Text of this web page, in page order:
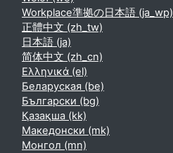
Workplace準拠の日本語 ‎(ja_wp)‎
正體中文 ‎(zh_tw)‎
日本語 ‎(ja)‎
简体中文 ‎(zh_cn)‎
Ελληνικά ‎(el)‎
Беларуская ‎(be)‎
Български ‎(bg)‎
Қазақша ‎(kk)‎
Македонски ‎(mk)‎
Монгол ‎(mn)‎